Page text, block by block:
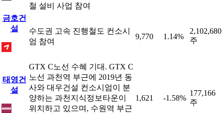
철 설비 사업 참여
금호건
설
수도권 고속 진행철도 컨소시
엄 참여
9,770 1.14%
2,102,680
주
태영건
설
GTX C노선 수혜 기대. GTX C
노선 과천역 부근에 2019년 동
사와 대우건설 컨소시엄이 분
양하는 과천지식정보타운이
위치하고 있으며, 수원역 부근
1,621 -1.58%
177,166
주